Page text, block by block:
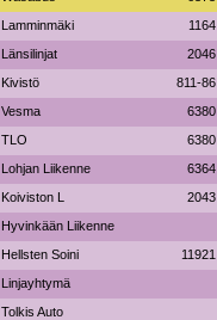
Lamminmäki 1164
Länsilinjat 2046
Kivistö 811-86
Vesma 6380
TLO 6380
Lohjan Liikenne 6364
Koiviston L 2043
Hyvinkään Liikenne
Hellsten Soini 11921
Linjayhtymä
Tolkis Auto